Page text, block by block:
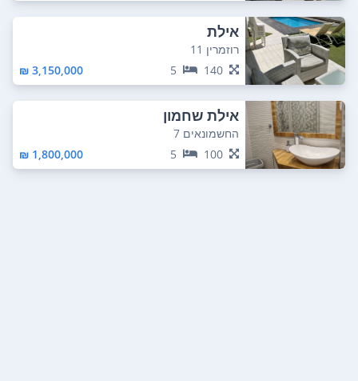
אילת
רוזמרין 11
140
5
3,150,000 ₪
אילת שחמון
החשמונאים 7
100
5
1,800,000 ₪